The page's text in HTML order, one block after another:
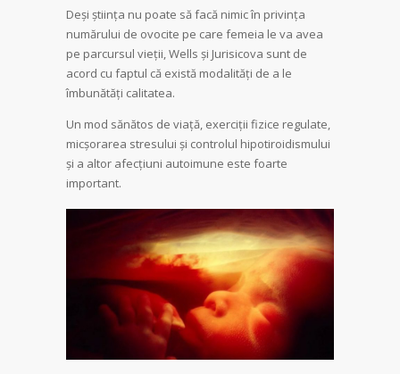
Deși știința nu poate să facă nimic în privința
numărului de ovocite pe care femeia le va avea
pe parcursul vieții, Wells și Jurisicova sunt de
acord cu faptul că există modalități de a le
îmbunătăți calitatea.
Un mod sănătos de viață, exerciții fizice regulate,
micșorarea stresului și controlul hipotiroidismului
și a altor afecțiuni autoimune este foarte
important.